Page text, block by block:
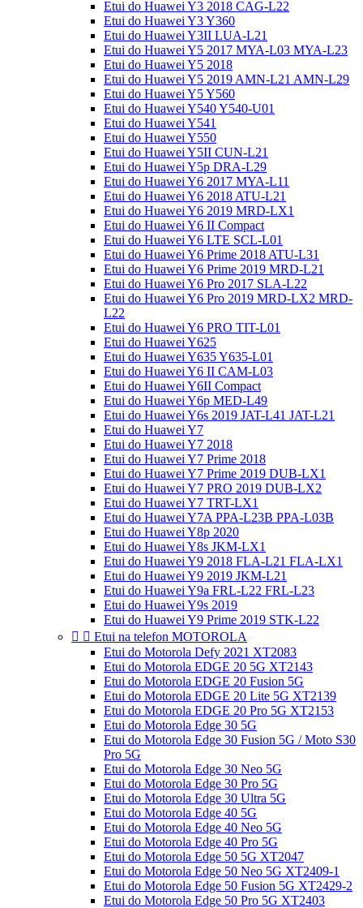
Etui do Huawei Y3 2018 CAG-L22
Etui do Huawei Y3 Y360
Etui do Huawei Y3II LUA-L21
Etui do Huawei Y5 2017 MYA-L03 MYA-L23
Etui do Huawei Y5 2018
Etui do Huawei Y5 2019 AMN-L21 AMN-L29
Etui do Huawei Y5 Y560
Etui do Huawei Y540 Y540-U01
Etui do Huawei Y541
Etui do Huawei Y550
Etui do Huawei Y5II CUN-L21
Etui do Huawei Y5p DRA-L29
Etui do Huawei Y6 2017 MYA-L11
Etui do Huawei Y6 2018 ATU-L21
Etui do Huawei Y6 2019 MRD-LX1
Etui do Huawei Y6 II Compact
Etui do Huawei Y6 LTE SCL-L01
Etui do Huawei Y6 Prime 2018 ATU-L31
Etui do Huawei Y6 Prime 2019 MRD-L21
Etui do Huawei Y6 Pro 2017 SLA-L22
Etui do Huawei Y6 Pro 2019 MRD-LX2 MRD-
L22
Etui do Huawei Y6 PRO TIT-L01
Etui do Huawei Y625
Etui do Huawei Y635 Y635-L01
Etui do Huawei Y6 II CAM-L03
Etui do Huawei Y6II Compact
Etui do Huawei Y6p MED-L49
Etui do Huawei Y6s 2019 JAT-L41 JAT-L21
Etui do Huawei Y7
Etui do Huawei Y7 2018
Etui do Huawei Y7 Prime 2018
Etui do Huawei Y7 Prime 2019 DUB-LX1
Etui do Huawei Y7 PRO 2019 DUB-LX2
Etui do Huawei Y7 TRT-LX1
Etui do Huawei Y7A PPA-L23B PPA-L03B
Etui do Huawei Y8p 2020
Etui do Huawei Y8s JKM-LX1
Etui do Huawei Y9 2018 FLA-L21 FLA-LX1
Etui do Huawei Y9 2019 JKM-L21
Etui do Huawei Y9a FRL-L22 FRL-L23
Etui do Huawei Y9s 2019
Etui do Huawei Y9 Prime 2019 STK-L22
  Etui na telefon MOTOROLA
Etui do Motorola Defy 2021 XT2083
Etui do Motorola EDGE 20 5G XT2143
Etui do Motorola EDGE 20 Fusion 5G
Etui do Motorola EDGE 20 Lite 5G XT2139
Etui do Motorola EDGE 20 Pro 5G XT2153
Etui do Motorola Edge 30 5G
Etui do Motorola Edge 30 Fusion 5G / Moto S30
Pro 5G
Etui do Motorola Edge 30 Neo 5G
Etui do Motorola Edge 30 Pro 5G
Etui do Motorola Edge 30 Ultra 5G
Etui do Motorola Edge 40 5G
Etui do Motorola Edge 40 Neo 5G
Etui do Motorola Edge 40 Pro 5G
Etui do Motorola Edge 50 5G XT2047
Etui do Motorola Edge 50 Neo 5G XT2409-1
Etui do Motorola Edge 50 Fusion 5G XT2429-2
Etui do Motorola Edge 50 Pro 5G XT2403